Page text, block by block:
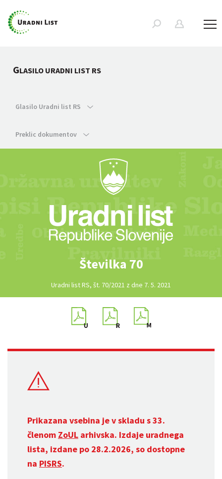
GLASILO URADNI LIST RS
Glasilo Uradni list RS
Preklic dokumentov
Številka 70
Uradni list RS, št. 70/2021 z dne 7. 5. 2021
Prikazana vsebina je v skladu s 33.
členom ZoUL arhivska. Izdaje uradnega
lista, izdane po 28.2.2026, so dostopne
na PISRS.